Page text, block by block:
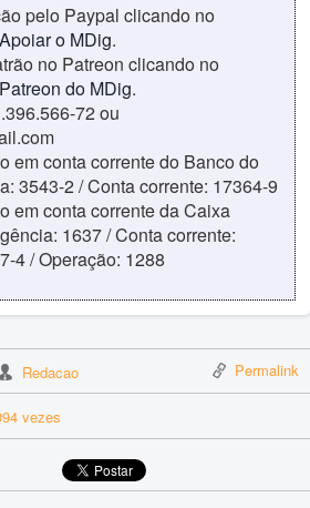
pelo Paypal clicando no
Apoiar o MDig.
no Patreon clicando no
Patreon do MDig.
72 ou
em conta corrente do Banco do
3543-2 / Conta corrente: 17364-9
em conta corrente da Caixa
1637 / Conta corrente:
4 / Operação: 1288
Redacao Permalink
vezes